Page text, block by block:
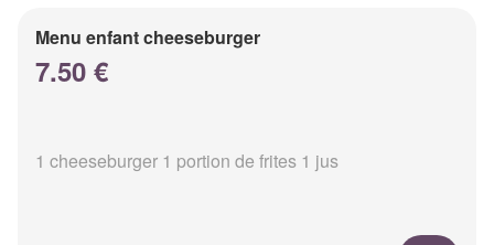
Menu enfant cheeseburger
7.50 €
1 cheeseburger 1 portion de frites 1 jus